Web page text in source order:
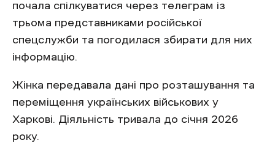
почала спілкуватися через телеграм із
трьома представниками російської
спецслужби та погодилася збирати для них
інформацію.
Жінка передавала дані про розташування та
переміщення українських військових у
Харкові. Діяльність тривала до січня 2026
року.